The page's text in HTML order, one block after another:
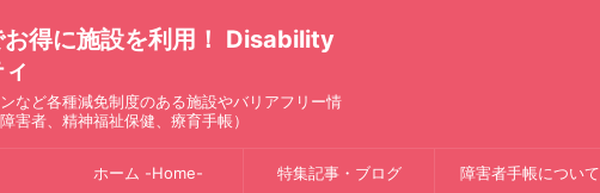
お得に施設を利用！ Disability
など各種減免制度のある施設やバリアフリー情
害者、精神福祉保健、療育手帳）
ホーム -Home- 特集記事・ブログ 障害者手帳について